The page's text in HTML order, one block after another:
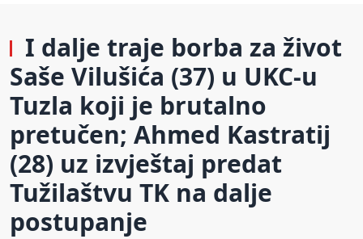
I dalje traje borba za život
Saše Vilušića (37) u UKC-u
Tuzla koji je brutalno
pretučen; Ahmed Kastratij
(28) uz izvještaj predat
Tužilaštvu TK na dalje
postupanje